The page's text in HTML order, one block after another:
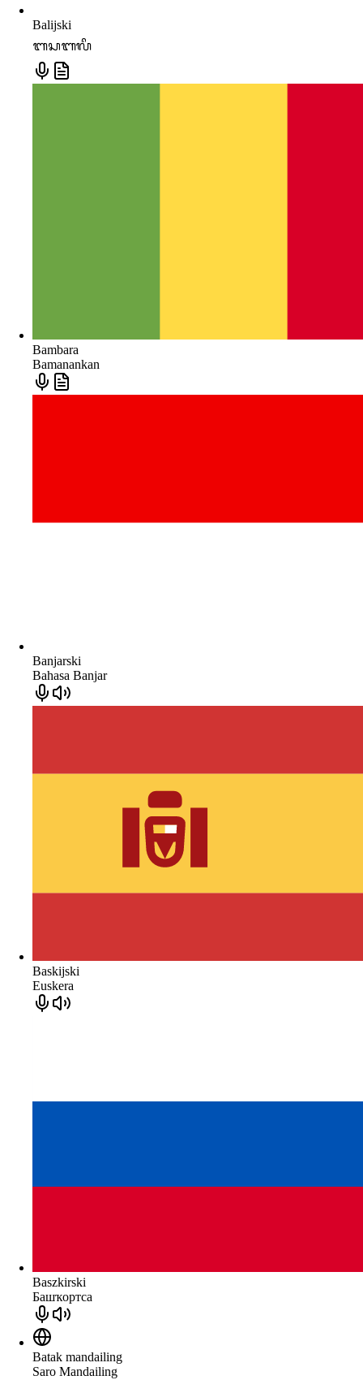
Balijski
ᬩᬲᬩᬮᬶ
Bambara
Bamanankan
Banjarski
Bahasa Banjar
Baskijski
Euskera
Baszkirski
Башҡортса
Batak mandailing
Saro Mandailing